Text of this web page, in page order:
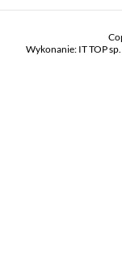
Wykonanie: IT TOP